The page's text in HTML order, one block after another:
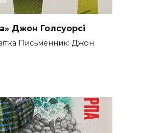
Джон Голсуорсі
Письменник: Джон